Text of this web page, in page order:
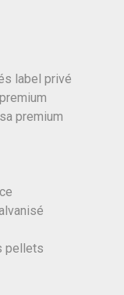
label privé
premium
pellets